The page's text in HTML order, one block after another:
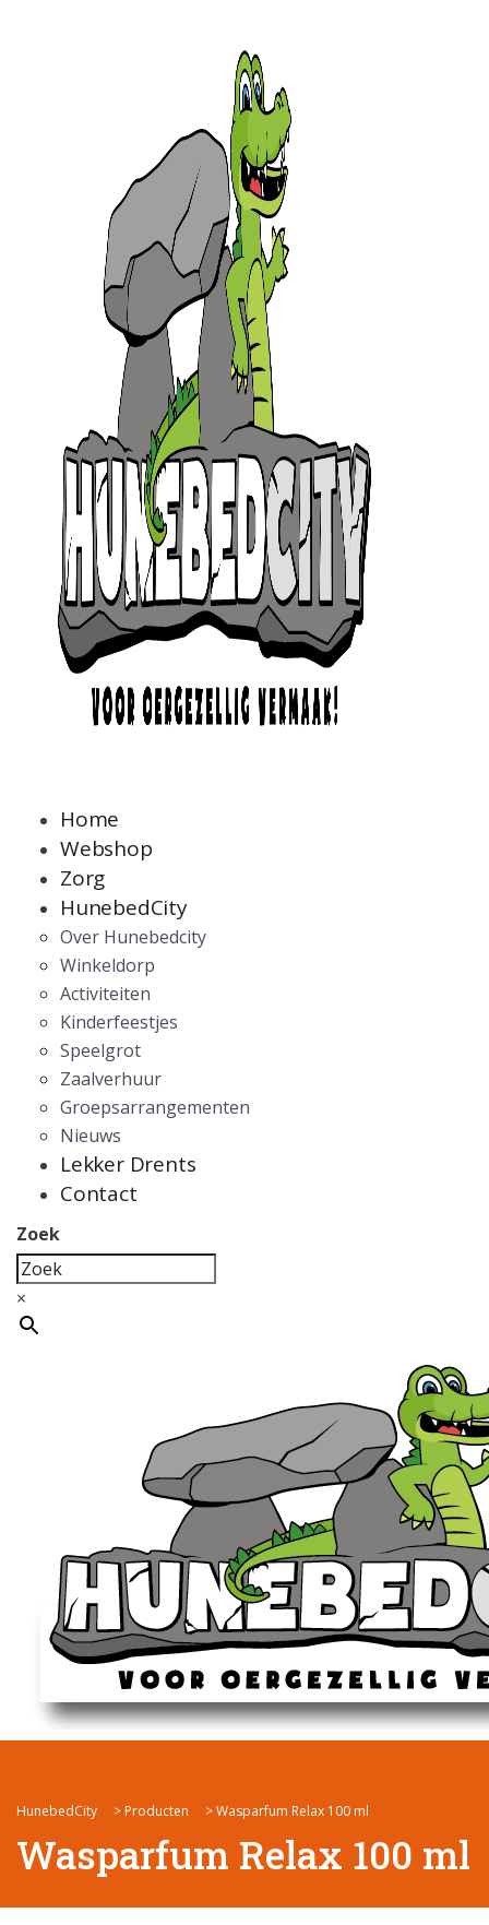
Home
Webshop
Zorg
HunebedCity
Over Hunebedcity
Winkeldorp
Activiteiten
Kinderfeestjes
Speelgrot
Zaalverhuur
Groepsarrangementen
Nieuws
Lekker Drents
Contact
Zoek
×
HunebedCity > Producten >Wasparfum Relax 100 ml
Wasparfum Relax 100 ml